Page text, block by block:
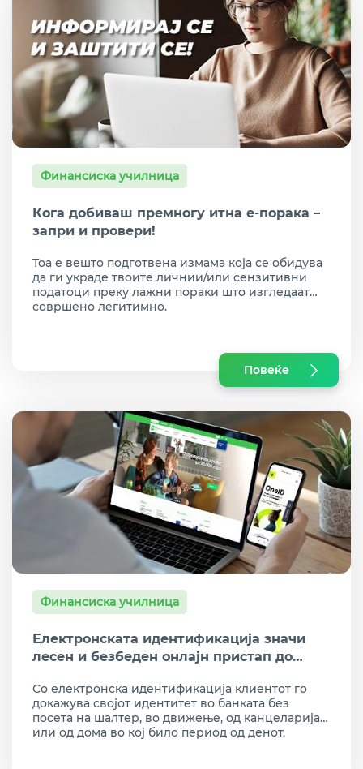
Финансиска училница
Кога добиваш премногу итна е-порака –
запри и провери!
Тоа е вешто подготвена измама која се обидува
да ги украде твоите личнии/или сензитивни
податоци преку лажни пораки што изгледаат
совршено легитимно.
Повеќе
Финансиска училница
Електронската идентификација значи
лесен и безбеден онлајн пристап до
Со електронска идентификација клиентот го
докажува својот идентитет во банката без
посета на шалтер, во движење, од канцеларија
или од дома во кој било период од денот.